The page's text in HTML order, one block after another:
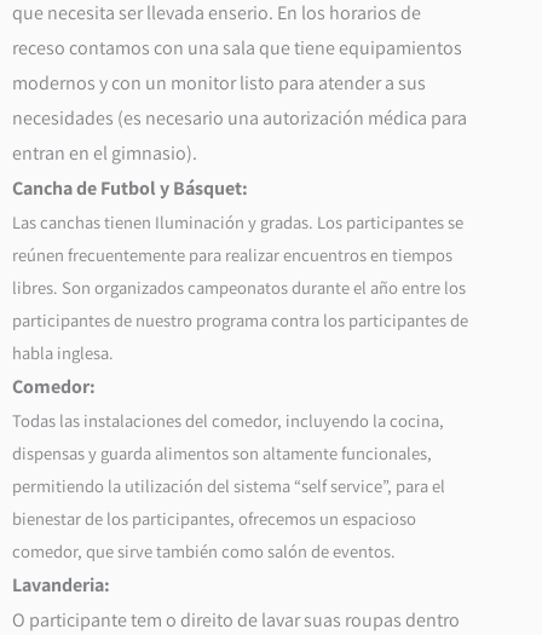
que necesita ser llevada enserio. En los horarios de
receso contamos con una sala que tiene equipamientos
modernos y con un monitor listo para atender a sus
necesidades (es necesario una autorización médica para
entran en el gimnasio).
Cancha de Futbol y Básquet:
Las canchas tienen Iluminación y gradas. Los participantes se
reúnen frecuentemente para realizar encuentros en tiempos
libres. Son organizados campeonatos durante el año entre los
participantes de nuestro programa contra los participantes de
habla inglesa.
Comedor:
Todas las instalaciones del comedor, incluyendo la cocina,
dispensas y guarda alimentos son altamente funcionales,
permitiendo la utilización del sistema “self service”, para el
bienestar de los participantes, ofrecemos un espacioso
comedor, que sirve también como salón de eventos.
Lavanderia:
O participante tem o direito de lavar suas roupas dentro